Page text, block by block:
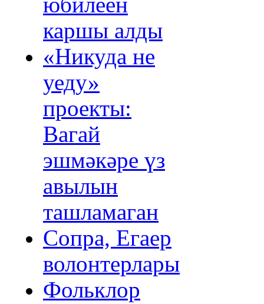
юбилеен
каршы алды
«Никуда не
уеду»
проекты:
Вагай
эшмәкәре үз
авылын
ташламаган
Сопра, Егаер
волонтерлары
Фольклор